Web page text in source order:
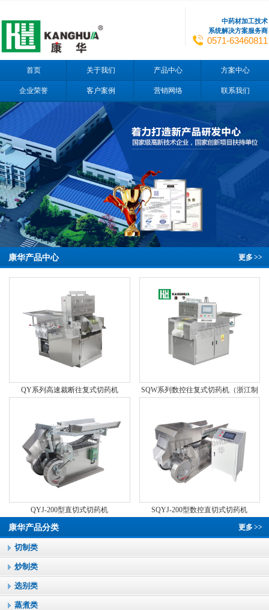
中药材加工技术
系统解决方案服务商
0571-63460811
首页 关于我们 产品中心 方案中心
企业荣誉 客户案例 营销网络 联系我们
更多>>
康华产品中心
QY系列高速裁断往复式切药机
SQW系列数控往复式切药机（浙江制
QYJ-200型直切式切药机 SQYJ-200型数控直切式切药机
更多>>
康华产品分类
切制类
炒制类
选别类
蒸煮类